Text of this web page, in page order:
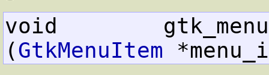
void
(GtkMenuItem